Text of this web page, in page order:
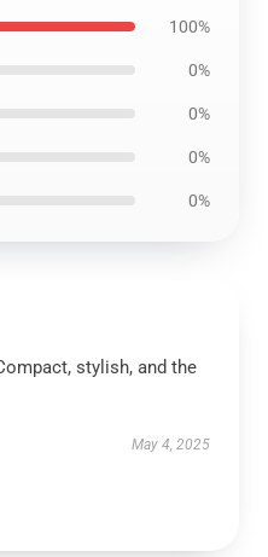
100%
0%
0%
0%
0%
stylish, and the
May 4, 2025